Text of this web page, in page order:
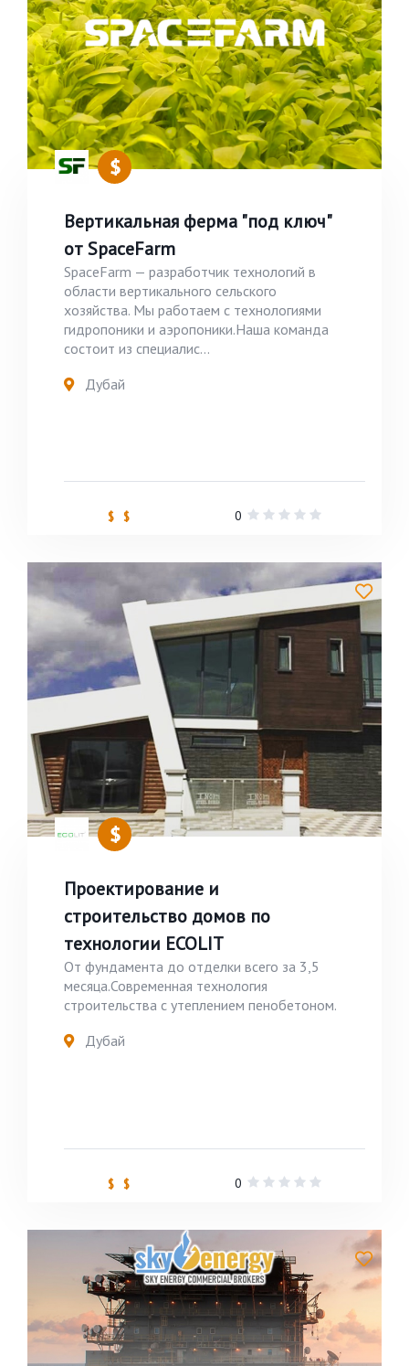
Вертикальная ферма "под ключ"
от SpaceFarm
SpaceFarm — разработчик технологий в
области вертикального сельского
хозяйства. Мы работаем с технологиями
гидропоники и аэропоники.Наша команда
состоит из специалис...
Дубай
$ $ 0
Проектирование и
строительство домов по
технологии ECOLIT
От фундамента до отделки всего за 3,5
месяца.Современная технология
строительства с утеплением пенобетоном.
Дубай
$ $ 0